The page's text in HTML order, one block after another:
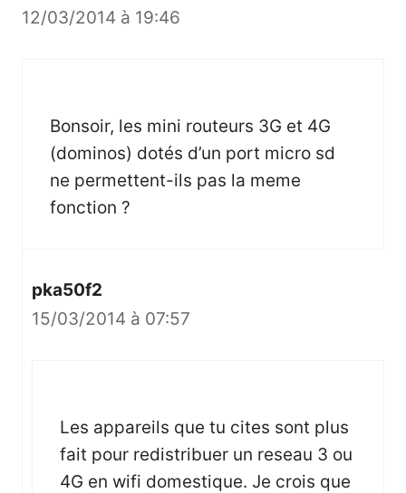
12/03/2014 à 19:46
Bonsoir, les mini routeurs 3G et 4G
(dominos) dotés d’un port micro sd
ne permettent-ils pas la meme
fonction ?
pka50f2
15/03/2014 à 07:57
Les appareils que tu cites sont plus
fait pour redistribuer un reseau 3 ou
4G en wifi domestique. Je crois que